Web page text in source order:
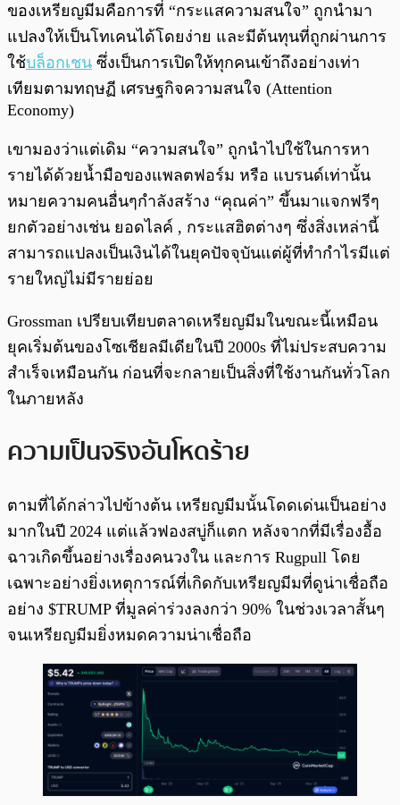
ของเหรียญมีมคือการที่ “กระแสความสนใจ” ถูกนำมา
แปลงให้เป็นโทเคนได้โดยง่าย และมีต้นทุนที่ถูกผ่านการ
ใช้บล็อกเชน ซึ่งเป็นการเปิดให้ทุกคนเข้าถึงอย่างเท่า
เทียมตามทฤษฏี เศรษฐกิจความสนใจ (Attention
Economy)
เขามองว่าแต่เดิม “ความสนใจ” ถูกนำไปใช้ในการหา
รายได้ด้วยน้ำมือของแพลตฟอร์ม หรือ แบรนด์เท่านั้น
หมายความคนอื่นๆกำลังสร้าง “คุณค่า” ขึ้นมาแจกฟรีๆ
ยกตัวอย่างเช่น ยอดไลค์ , กระแสฮิตต่างๆ ซึ่งสิ่งเหล่านี้
สามารถแปลงเป็นเงินได้ในยุคปัจจุบันแต่ผู้ที่ทำกำไรมีแต่
รายใหญ่ไม่มีรายย่อย
Grossman เปรียบเทียบตลาดเหรียญมีมในขณะนี้เหมือน
ยุคเริ่มต้นของโซเชียลมีเดียในปี 2000s ที่ไม่ประสบความ
สำเร็จเหมือนกัน ก่อนที่จะกลายเป็นสิ่งที่ใช้งานกันทั่วโลก
ในภายหลัง
ความเป็นจริงอันโหดร้าย
ตามที่ได้กล่าวไปข้างต้น เหรียญมีมนั้นโดดเด่นเป็นอย่าง
มากในปี 2024 แต่แล้วฟองสบู่ก็แตก หลังจากที่มีเรื่องอื้อ
ฉาวเกิดขึ้นอย่างเรื่องคนวงใน และการ Rugpull โดย
เฉพาะอย่างยิ่งเหตุการณ์ที่เกิดกับเหรียญมีมที่ดูน่าเชื่อถือ
อย่าง $TRUMP ที่มูลค่าร่วงลงกว่า 90% ในช่วงเวลาสั้นๆ
จนเหรียญมีมยิ่งหมดความน่าเชื่อถือ